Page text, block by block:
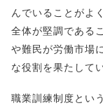
んでいることがよ
全体が堅調である
や難民が労働市場
な役割を果たして
職業訓練制度とい